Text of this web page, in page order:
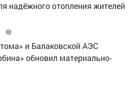
надёжного отопления жителей
и Балаковской АЭС
обновил материально-